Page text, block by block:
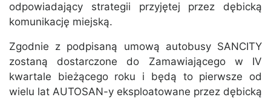
odpowiadający strategii przyjętej przez dębicką
komunikację miejską.
Zgodnie z podpisaną umową autobusy SANCITY
zostaną dostarczone do Zamawiającego w IV
kwartale bieżącego roku i będą to pierwsze od
wielu lat AUTOSAN-y eksploatowane przez dębicką